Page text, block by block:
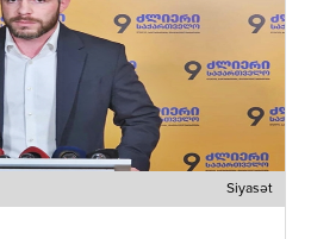
Siyasət